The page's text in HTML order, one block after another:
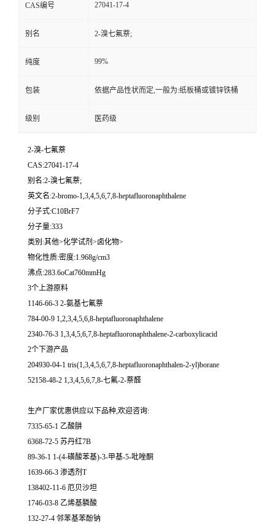
CAS编号 27041-17-4
别名 2-溴七氟萘;
纯度 99%
包装 依据产品性状而定,一般为:纸板桶或镀锌铁桶
级别 医药级
2-溴-七氟萘
CAS:27041-17-4
别名:2-溴七氟萘;
英文名:2-bromo-1,3,4,5,6,7,8-heptafluoronaphthalene
分子式:C10BrF7
分子量:333
类别:其他>化学试剂>卤化物>
物化性质:密度:1.968g/cm3
沸点:283.6oCat760mmHg
3个上游原料
1146-66-3 2-氨基七氟萘
784-00-9 1,2,3,4,5,6,8-heptafluoronaphthalene
2340-76-3 1,3,4,5,6,7,8-heptafluoronaphthalene-2-carboxylicacid
2个下游产品
204930-04-1 tris(1,3,4,5,6,7,8-heptafluoronaphthalen-2-yl)borane
52158-48-2 1,3,4,5,6,7,8-七氟-2-萘醛
生产厂家优惠供应以下品种,欢迎咨询:
7335-65-1 乙酸肼
6368-72-5 苏丹红7B
89-36-1 1-(4-磺酸苯基)-3-甲基-5-吡唑酮
1639-66-3 渗透剂T
138402-11-6 厄贝沙坦
1746-03-8 乙烯基膦酸
132-27-4 邻苯基苯酚钠